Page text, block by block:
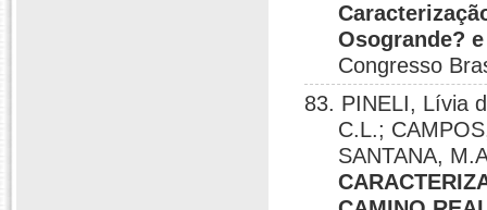
Osogrande?
Congresso
83. PINELI, Lívia
C.L.;
SANTANA,